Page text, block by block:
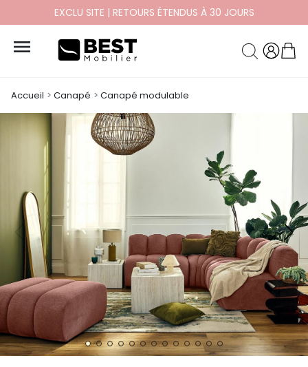
PAYEZ EN 10X ET 12X SANS FRAIS

Accueil Canapé Canapé modulable